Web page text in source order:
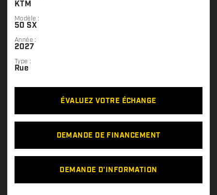
KTM
Modèle :
50 SX
Année :
2027
Type :
Rue
ÉVALUEZ VOTRE ÉCHANGE
DEMANDE DE FINANCEMENT
DEMANDE D'INFORMATION